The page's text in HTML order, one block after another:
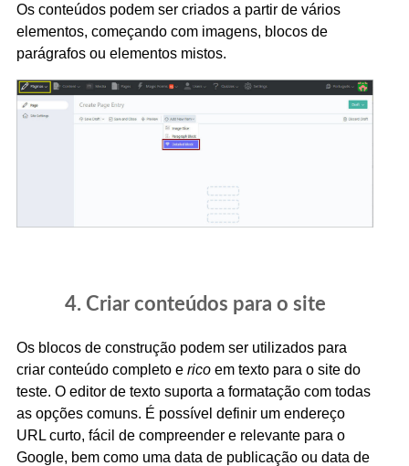
Os conteúdos podem ser criados a partir de vários
elementos, começando com imagens, blocos de
parágrafos ou elementos mistos.
4. Criar conteúdos para o site
Os blocos de construção podem ser utilizados para
criar conteúdo completo e ricoem texto para o site do
teste. O editor de texto suporta a formatação com todas
as opções comuns. É possível definir um endereço
URL curto, fácil de compreender e relevante para o
Google, bem como uma data de publicação ou data de